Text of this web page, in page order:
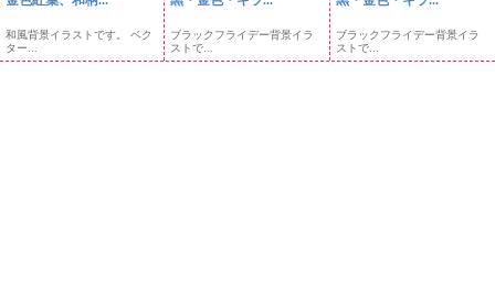
和風背景イラストです。 ベク
ター...
ブラックフライデー背景イラ
ストで...
ブラックフライデー背景イラ
ストで...